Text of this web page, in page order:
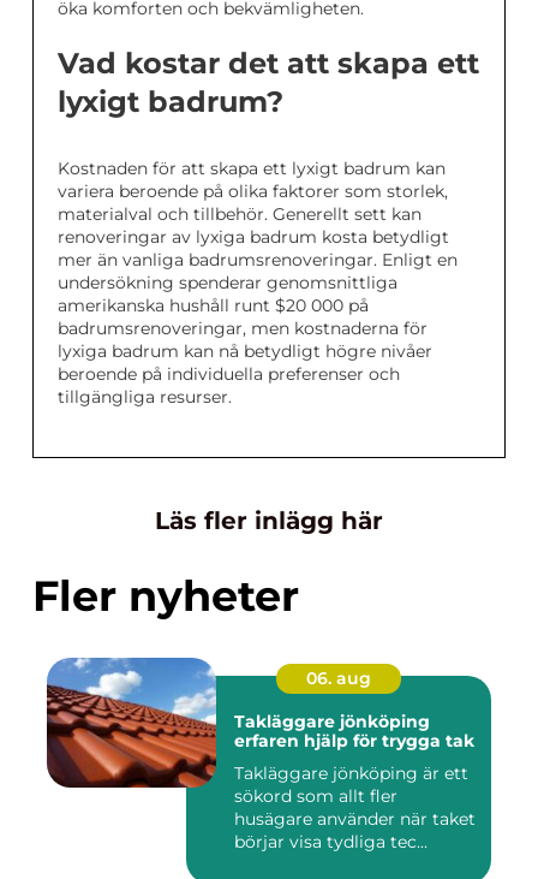
öka komforten och bekvämligheten.
Vad kostar det att skapa ett
lyxigt badrum?
Kostnaden för att skapa ett lyxigt badrum kan
variera beroende på olika faktorer som storlek,
materialval och tillbehör. Generellt sett kan
renoveringar av lyxiga badrum kosta betydligt
mer än vanliga badrumsrenoveringar. Enligt en
undersökning spenderar genomsnittliga
amerikanska hushåll runt $20 000 på
badrumsrenoveringar, men kostnaderna för
lyxiga badrum kan nå betydligt högre nivåer
beroende på individuella preferenser och
tillgängliga resurser.
Läs fler inlägg här
Fler nyheter
06. aug
Takläggare jönköping
erfaren hjälp för trygga tak
Takläggare jönköping är ett
sökord som allt fler
husägare använder när taket
börjar visa tydliga tec...